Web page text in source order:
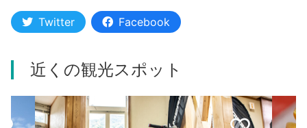
Twitter Facebook
近くの観光スポット